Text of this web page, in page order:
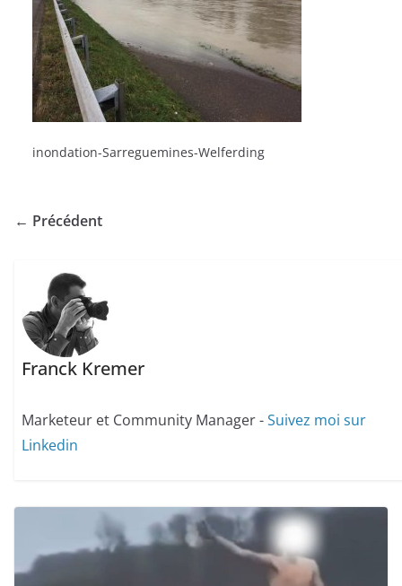
inondation-Sarreguemines-Welferding
← Précédent
Franck Kremer
Marketeur et Community Manager -Suivez moi sur
Linkedin